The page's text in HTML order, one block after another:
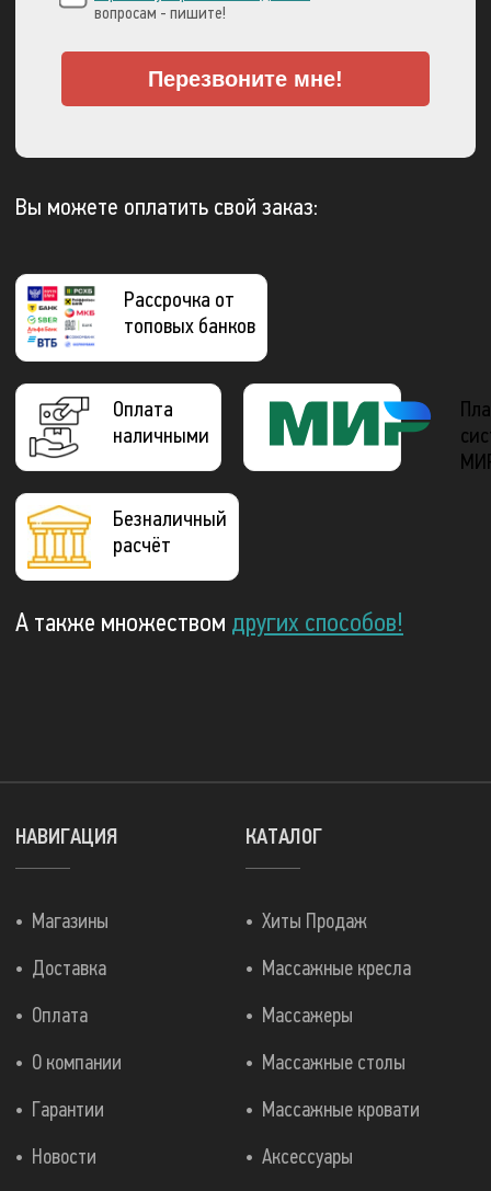
вопросам - пишите!
Перезвоните мне!
Вы можете оплатить свой заказ:
Рассрочка от
топовых банков
Оплата
наличными
Безналичный
расчёт
А также множеством других способов!
КАТАЛОГ
Хиты Продаж
Массажные кресла
Массажеры
Массажные столы
Массажные кровати
Аксессуары
НАВИГАЦИЯ
Магазины
Доставка
Оплата
О компании
Гарантии
Новости